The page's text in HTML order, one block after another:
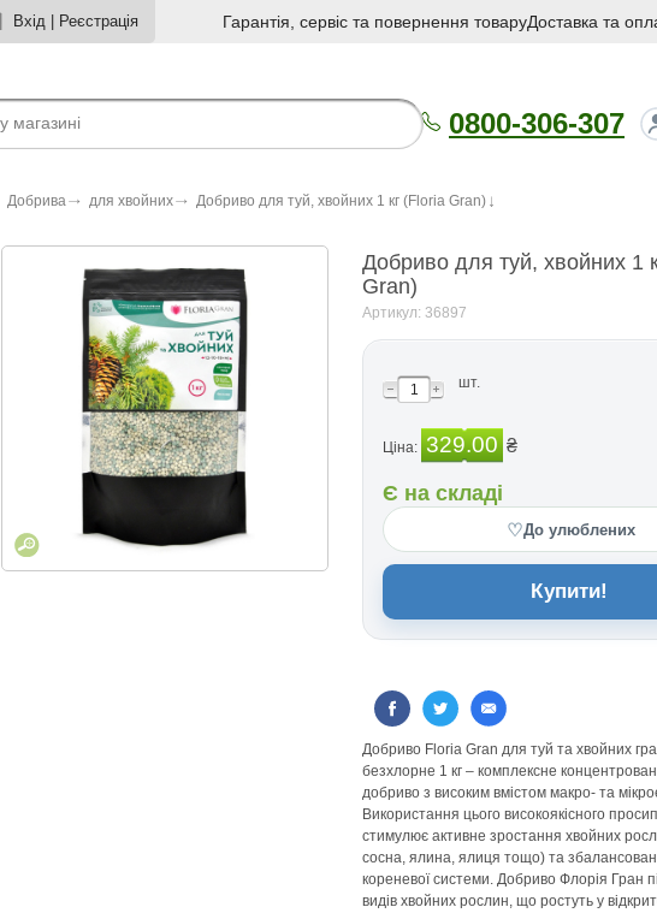
Вхід Реєстрація Гарантія, сервіс та повернення товаруДоставка та
0800-306-307
Добрива для хвойних Добриво для туй, хвойних 1 кг (Floria Gran)
Добриво для туй, хвойних 1
Gran)
Артикул: 36897
шт.
Ціна: 329.00 ₴
Є на складі
♡До улюблених
Купити!
Добриво Floria Gran для туй та хвойних
безхлорне 1 кг – комплексне
добриво з високим вмістом макро- та
Використання цього високоякісного
стимулює активне зростання хвойних
сосна, ялина, ялиця тощо) та
кореневої системи. Добриво Флорія Гран
видів хвойних рослин, що ростуть у